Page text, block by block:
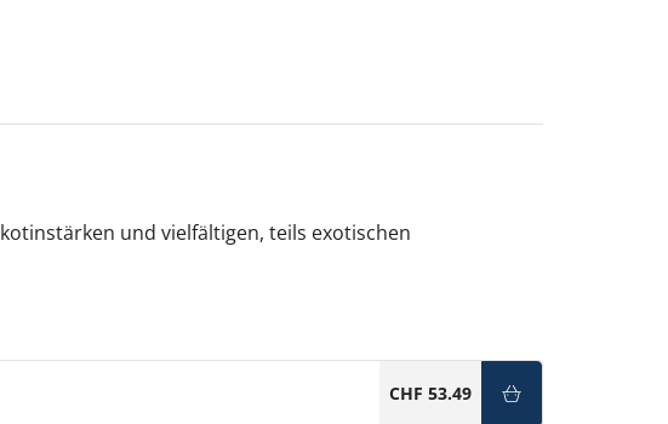
und vielfältigen, teils exotischen
CHF 53.49